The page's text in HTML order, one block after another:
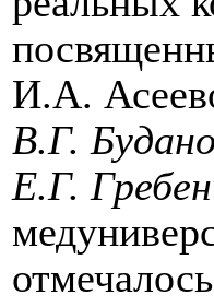
И.А.
В.Г.
Е.Г.